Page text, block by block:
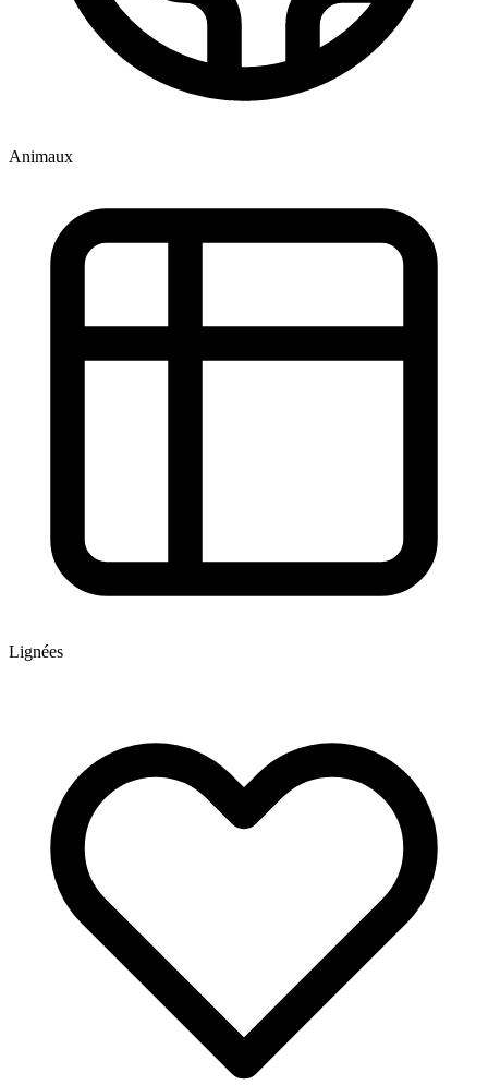
Animaux
Lignées